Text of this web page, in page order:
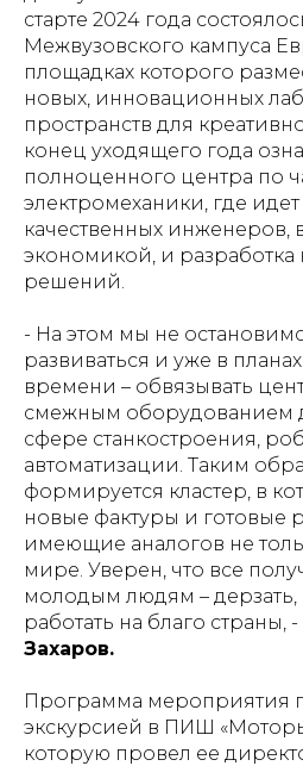
старте 2024 года
Межвузовского кампуса
площадках которого
новых, инновационных
пространств для
конец уходящего года
полноценного центра по
электромеханики, где
качественных инженеров,
экономикой, и разработка
решений.
- На этом мы не
развиваться и уже в
времени – обвязывать
смежным оборудованием
сфере станкостроения,
автоматизации. Таким
формируется кластер, в
новые фактуры и готовые
имеющие аналогов не
мире. Уверен, что все
молодым людям – дерзать,
работать на благо страны, -
Захаров.
Программа мероприятия
экскурсией в ПИШ
которую провел ее